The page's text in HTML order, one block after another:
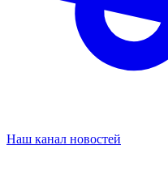
Наш канал новостей